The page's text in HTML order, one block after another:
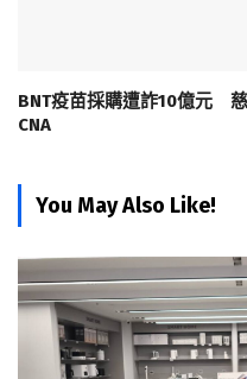
BNT疫苗採購遭詐10億元
CNA
You May Also Like!